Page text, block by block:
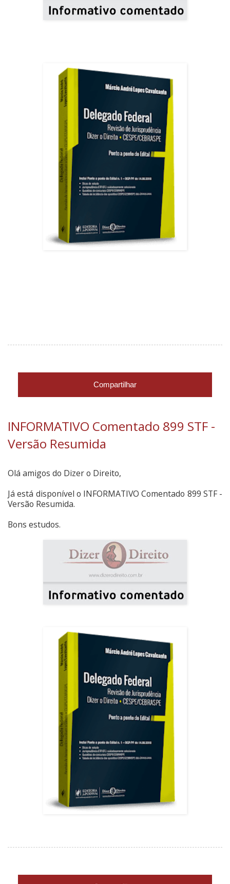
Compartilhar
INFORMATIVO Comentado 899 STF -
Versão Resumida
Olá amigos do Dizer o Direito,
Já está disponível o INFORMATIVO Comentado 899 STF -
Versão Resumida.
Bons estudos.